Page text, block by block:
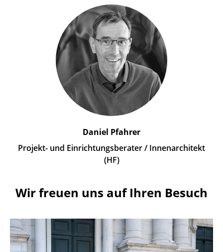
Daniel Pfahrer
Projekt- und Einrichtungsberater / Innenarchitekt
(HF)
Wir freuen uns auf Ihren Besuch